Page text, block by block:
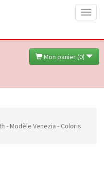
Mon panier (0)
- Modèle Venezia - Coloris